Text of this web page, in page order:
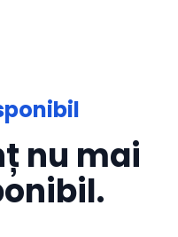
nu mai